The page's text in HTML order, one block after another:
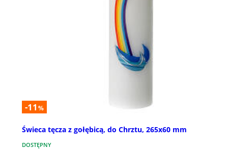
-11 %
Świeca tęcza z gołębicą, do Chrztu, 265x60 mm
DOSTĘPNY